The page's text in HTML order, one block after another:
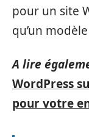
pour un site
qu’un
A lire
WordPress
pour votre